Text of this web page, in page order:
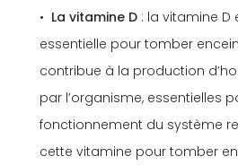
La vitamine D : la vitamine D
essentielle pour tomber
contribue à la production
par l’organisme, essentielles
fonctionnement du système
cette vitamine pour tomber